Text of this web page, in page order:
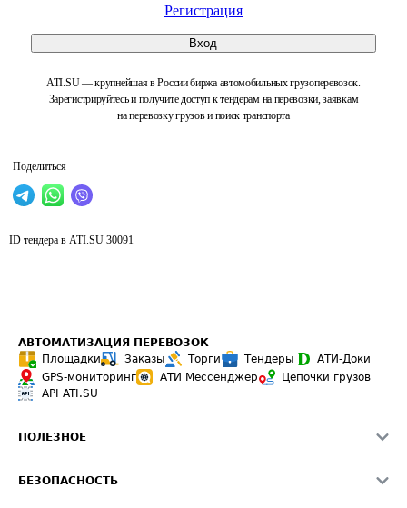
Регистрация
Вход
ATI.SU — крупнейшая в России биржа автомобильных грузоперевозок.
Зарегистрируйтесь и получите доступ к тендерам на перевозки, заявкам
на перевозку грузов и поиск транспорта
Поделиться
ID тендера в ATI.SU 30091
АВТОМАТИЗАЦИЯ ПЕРЕВОЗОК
Площадки
Заказы Торги Тендеры
АТИ-Доки
GPS-мониторинг
АТИ Мессенджер
Цепочки грузов
API ATI.SU
ПОЛЕЗНОЕ
БЕЗОПАСНОСТЬ